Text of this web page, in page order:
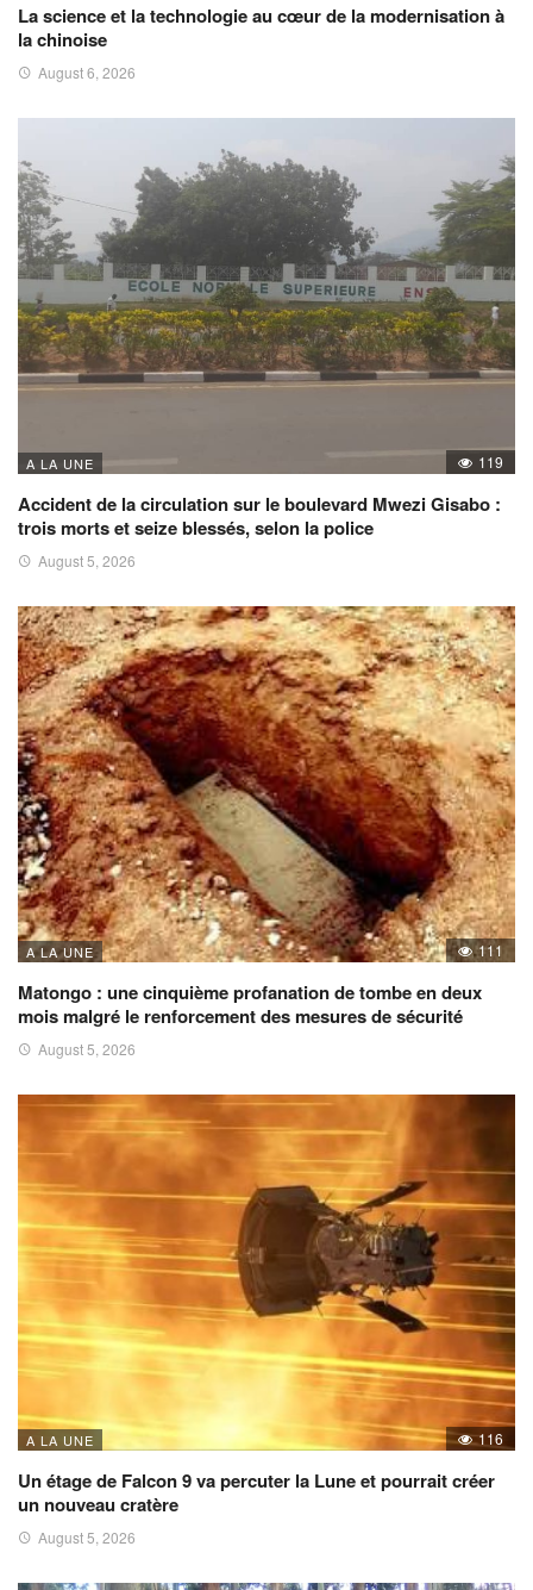
La science et la technologie au cœur de la modernisation à
la chinoise
August 6, 2026
A LA UNE 119
Accident de la circulation sur le boulevard Mwezi Gisabo :
trois morts et seize blessés, selon la police
August 5, 2026
A LA UNE 111
Matongo : une cinquième profanation de tombe en deux
mois malgré le renforcement des mesures de sécurité
August 5, 2026
A LA UNE 116
Un étage de Falcon 9 va percuter la Lune et pourrait créer
un nouveau cratère
August 5, 2026